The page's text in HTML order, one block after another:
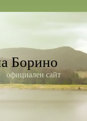
Борино
официален сайт